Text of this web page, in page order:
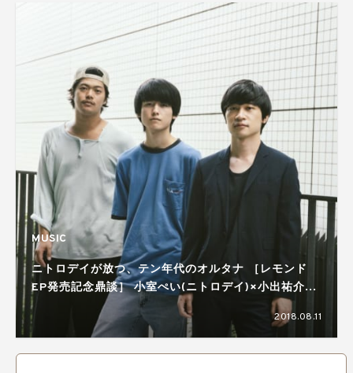
MUSIC
ニトロデイが放つ、テン年代のオルタナ ［レモンド
EP発売記念鼎談］ 小室ぺい(ニトロデイ)×小出祐介
(Base Ball Bear)×​​奥冨直人(BOY)
2018.08.11